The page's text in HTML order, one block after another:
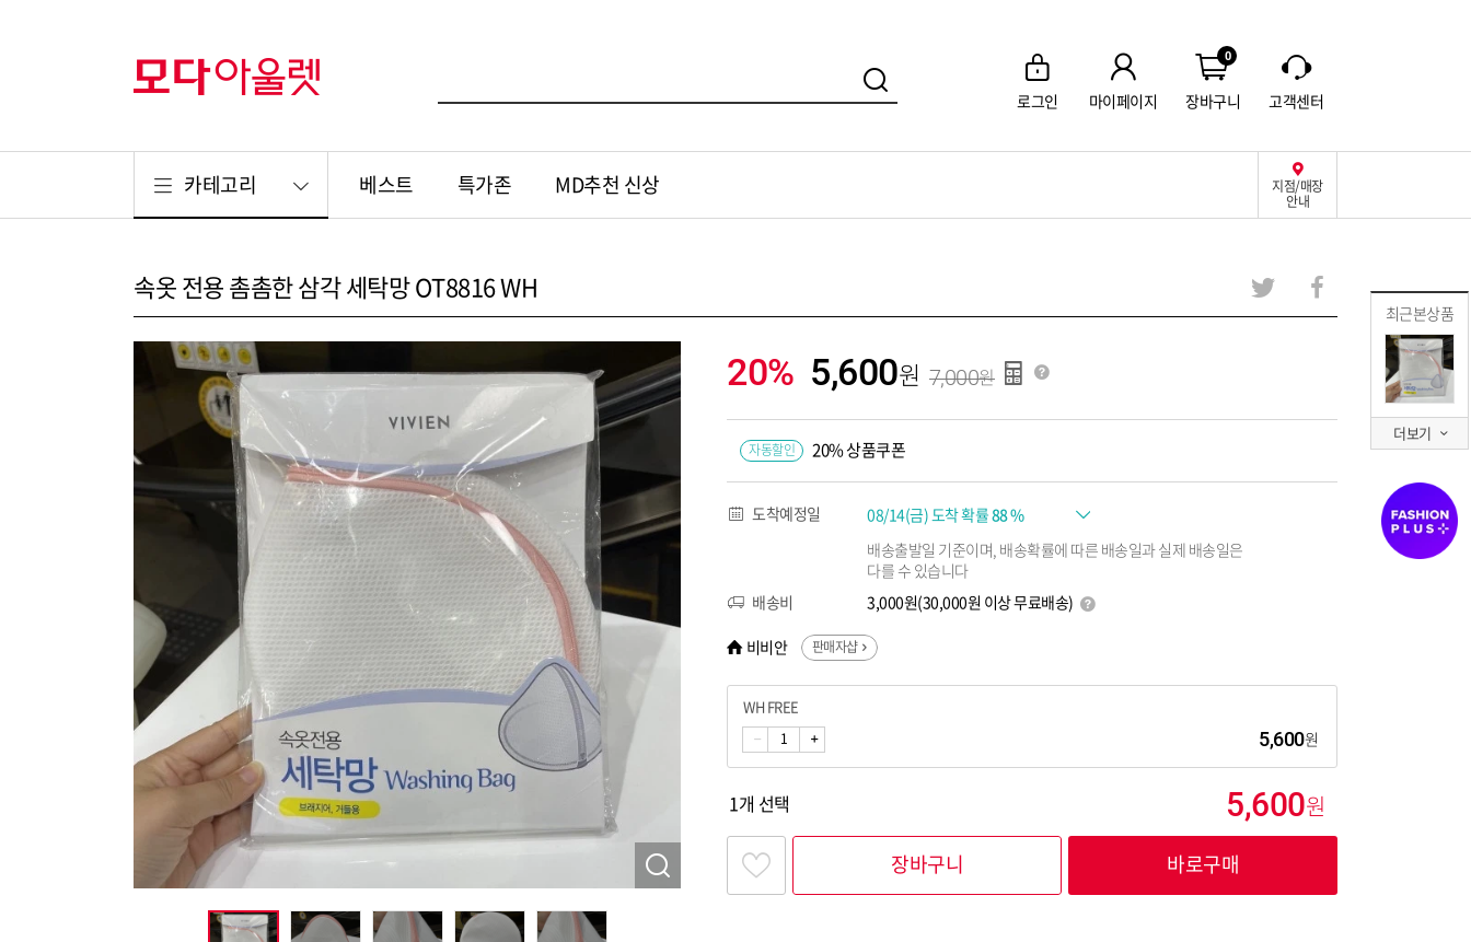
로그인 마이페이지
0
장바구니 고객센터
카테고리 지점/매장
안내
베스트 특가존 MD추천 신상
최근본상품
더보기
속옷 전용 촘촘한 삼각 세탁망 OT8816 WH
20% 5,600 7,000
자동할인 20% 상품쿠폰
도착예정일 08/14(금) 도착 확률88 %
배송출발일 기준이며, 배송확률에 따른 배송일과 실제 배송일은
다를 수 있습니다
배송비
3,000원(30,000원 이상 무료배송)
비비안 판매자샵
WH FREE
5,600
1개 선택 5,600
장바구니 바로구매